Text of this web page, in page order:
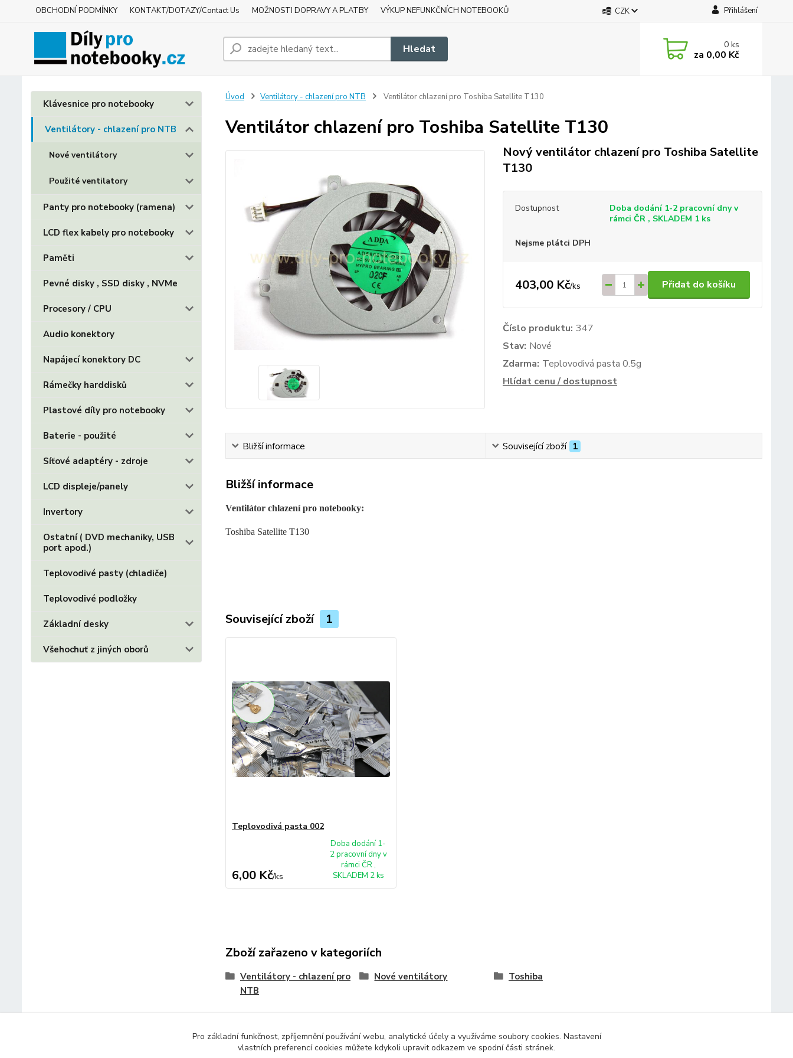
OBCHODNÍ PODMÍNKY KONTAKT/DOTAZY/Contact Us MOŽNOSTI DOPRAVY A PLATBY VÝKUP NEFUNKČNÍCH NOTEBOOKŮ CZK Přihlášení
Hledat 0ks
za 0,00 Kč
Klávesnice pro notebooky
Ventilátory - chlazení pro NTB
Nové ventilátory
Použité ventilatory
Panty pro notebooky (ramena)
LCD flex kabely pro notebooky
Paměti
Pevné disky , SSD disky , NVMe
Procesory / CPU
Audio konektory
Napájecí konektory DC
Rámečky harddisků
Plastové díly pro notebooky
Baterie - použité
Síťové adaptéry - zdroje
LCD displeje/panely
Invertory
Ostatní ( DVD mechaniky, USB
port apod.)
Teplovodivé pasty (chladiče)
Teplovodivé podložky
Základní desky
Všehochuť z jiných oborů
Úvod Ventilátory - chlazení pro NTB Ventilátor chlazení pro Toshiba Satellite T130
Ventilátor chlazení pro Toshiba Satellite T130
Nový ventilátor chlazení pro Toshiba Satellite
T130
Dostupnost
Doba dodání 1-2 pracovní dny v
rámci ČR , SKLADEM 1 ks
Nejsme plátci DPH
403,00 Kč/ks Přidat do košíku
Číslo produktu: 347
Stav: Nové
Zdarma: Teplovodivá pasta 0.5g
Hlídat cenu / dostupnost
Bližší informace Související zboží 1
Bližší informace
Ventilátor chlazení pro notebooky:
Toshiba Satellite T130
Související zboží 1
Teplovodivá pasta 002
6,00 Kč/ks
Doba dodání 1-
2 pracovní dny v
rámci ČR ,
SKLADEM 2 ks
Zboží zařazeno v kategoriích
Ventilátory - chlazení pro
NTB
Nové ventilátory Toshiba
Pro základní funkčnost, zpříjemnění používání webu, analytické účely a využíváme soubory cookies. Nastavení
vlastních preferencí cookies můžete kdykoli upravit odkazem ve spodní části stránek.